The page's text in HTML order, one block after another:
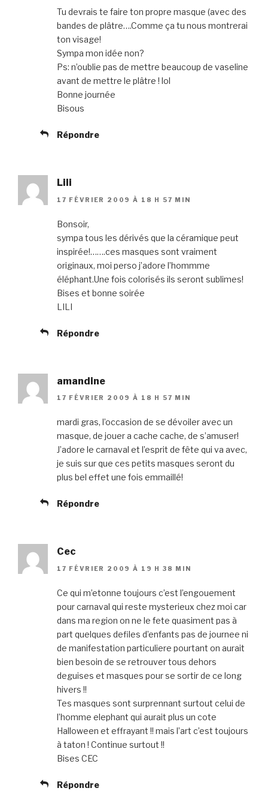
Tu devrais te faire ton propre masque (avec des
bandes de plâtre….Comme ça tu nous montrerai
ton visage!
Sympa mon idée non?
Ps: n’oublie pas de mettre beaucoup de vaseline
avant de mettre le plâtre ! lol
Bonne journée
Bisous
Répondre
Lili
17 FÉVRIER 2009 À 18 H 57 MIN
Bonsoir,
sympa tous les dérivés que la céramique peut
inspirée!…….ces masques sont vraiment
originaux, moi perso j’adore l’hommme
éléphant.Une fois colorisés ils seront sublimes!
Bises et bonne soirée
LILI
Répondre
amandine
17 FÉVRIER 2009 À 18 H 57 MIN
mardi gras, l’occasion de se dévoiler avec un
masque, de jouer a cache cache, de s’amuser!
J’adore le carnaval et l’esprit de fête qui va avec,
je suis sur que ces petits masques seront du
plus bel effet une fois emmaillé!
Répondre
Cec
17 FÉVRIER 2009 À 19 H 38 MIN
Ce qui m’etonne toujours c’est l’engouement
pour carnaval qui reste mysterieux chez moi car
dans ma region on ne le fete quasiment pas à
part quelques defiles d’enfants pas de journee ni
de manifestation particuliere pourtant on aurait
bien besoin de se retrouver tous dehors
deguises et masques pour se sortir de ce long
hivers !!
Tes masques sont surprennant surtout celui de
l’homme elephant qui aurait plus un cote
Halloween et effrayant !! mais l’art c’est toujours
à taton ! Continue surtout !!
Bises CEC
Répondre